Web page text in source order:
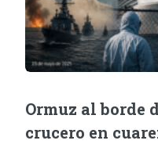
Ormuz al borde
crucero en